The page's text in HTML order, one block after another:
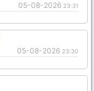
05-08-2026 23:31
05-08-2026 23:30